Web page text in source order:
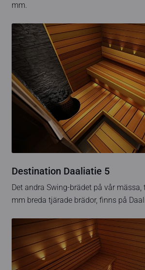
mm.
Destination Daaliatie 5
Det andra Swing-brädet på vår mässa,
mm breda tjärade brädor, finns på